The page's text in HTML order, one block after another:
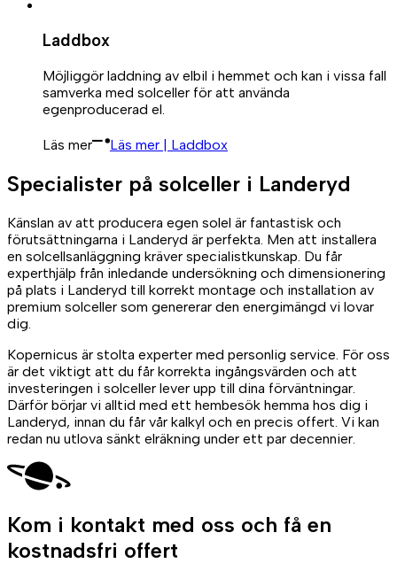
Laddbox
Möjliggör laddning av elbil i hemmet och kan i vissa fall
samverka med solceller för att använda
egenproducerad el.
Läs mer Läs mer | Laddbox
Specialister på solceller i Landeryd
Känslan av att producera egen solel är fantastisk och
förutsättningarna i Landeryd är perfekta. Men att installera
en solcellsanläggning kräver specialistkunskap. Du får
experthjälp från inledande undersökning och dimensionering
på plats i Landeryd till korrekt montage och installation av
premium solceller som genererar den energimängd vi lovar
dig.
Kopernicus är stolta experter med personlig service. För oss
är det viktigt att du får korrekta ingångsvärden och att
investeringen i solceller lever upp till dina förväntningar.
Därför börjar vi alltid med ett hembesök hemma hos dig i
Landeryd, innan du får vår kalkyl och en precis offert. Vi kan
redan nu utlova sänkt elräkning under ett par decennier.
Kom i kontakt med oss och få en
kostnadsfri offert